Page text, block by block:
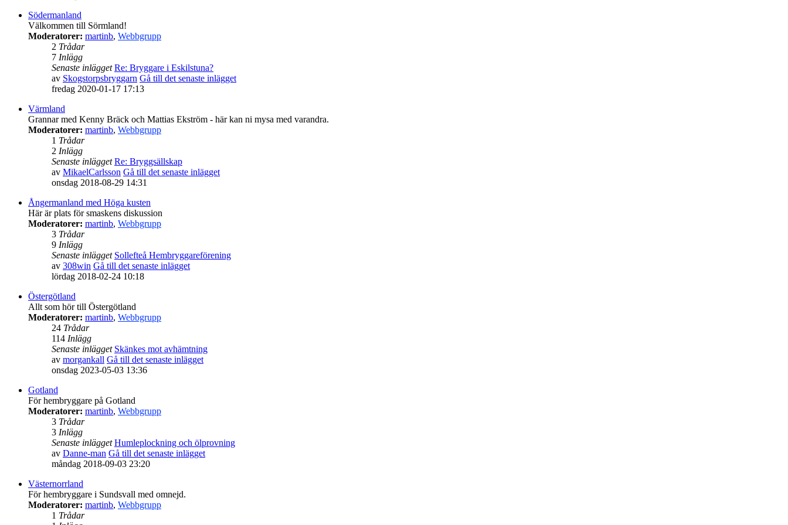
Södermanland
Välkommen till Sörmland!
Moderatorer: martinb, Webbgrupp
2 Trådar
7 Inlägg
Senaste inlägget Re: Bryggare i Eskilstuna?
av Skogstorpsbryggarn Gå till det senaste inlägget
fredag 2020-01-17 17:13
Värmland
Grannar med Kenny Bräck och Mattias Ekström - här kan ni mysa med varandra.
Moderatorer: martinb, Webbgrupp
1 Trådar
2 Inlägg
Senaste inlägget Re: Bryggsällskap
av MikaelCarlsson Gå till det senaste inlägget
onsdag 2018-08-29 14:31
Ångermanland med Höga kusten
Här är plats för smaskens diskussion
Moderatorer: martinb, Webbgrupp
3 Trådar
9 Inlägg
Senaste inlägget Sollefteå Hembryggareförening
av 308win Gå till det senaste inlägget
lördag 2018-02-24 10:18
Östergötland
Allt som hör till Östergötland
Moderatorer: martinb, Webbgrupp
24 Trådar
114 Inlägg
Senaste inlägget Skänkes mot avhämtning
av morgankall Gå till det senaste inlägget
onsdag 2023-05-03 13:36
Gotland
För hembryggare på Gotland
Moderatorer: martinb, Webbgrupp
3 Trådar
3 Inlägg
Senaste inlägget Humleplockning och ölprovning
av Danne-man Gå till det senaste inlägget
måndag 2018-09-03 23:20
Västernorrland
För hembryggare i Sundsvall med omnejd.
Moderatorer: martinb, Webbgrupp
1 Trådar